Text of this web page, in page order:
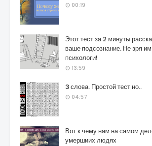
00:19
Этот тест за 2 минуты
ваше подсознание. Не зря
психологи!
13:59
3 слова. Простой тест но..
04:57
Вот к чему нам на самом
умершиих людях